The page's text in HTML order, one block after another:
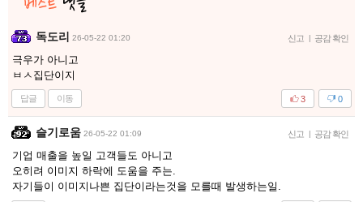
독도리 26-05-22 01:20 신고 | 공감 확인
극우가 아니고
ㅂㅅ집단이지
답글 이동 0
3
슬기로움 26-05-22 01:09 신고 | 공감 확인
기업 매출을 높일 고객들도 아니고
오히려 이미지 하락에 도움을 주는.
자기들이 이미지나쁜 집단이라는것을 모를때 발생하는일.